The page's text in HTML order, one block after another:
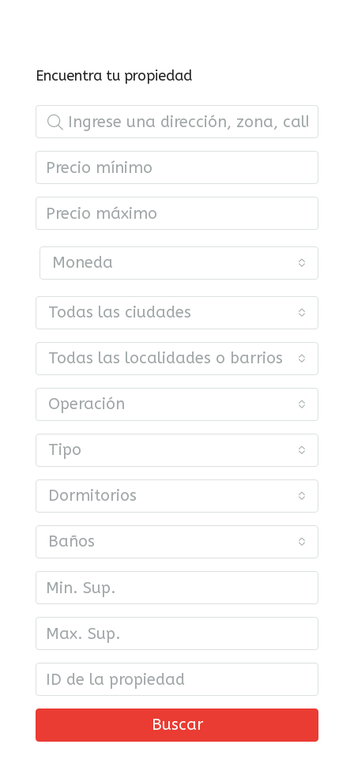
Encuentra tu propiedad
Moneda
Todas las ciudades
Todas las localidades o barrios
Operación
Tipo
Dormitorios
Baños
Buscar